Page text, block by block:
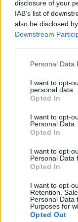
disclosure of your
IAB’s list of
also be disclosed
Downstream
Personal Data
I want to opt-
personal data.
Opted In
I want to opt-
Personal Data.
Opted In
I want to opt-
Personal Data
Opted In
I want to opt-
Retention,
Personal Data
Purposes for
Opted Out
Neural